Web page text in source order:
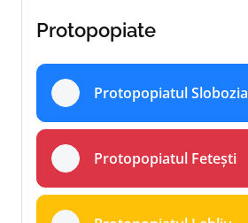
Protopopiate
Protopopiatul Slobozia
Protopopiatul Fetești